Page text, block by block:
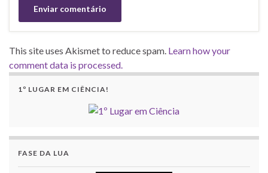
This site uses Akismet to reduce spam. Learn how your
comment data is processed.
1º LUGAR EM CIÊNCIA!
FASE DA LUA